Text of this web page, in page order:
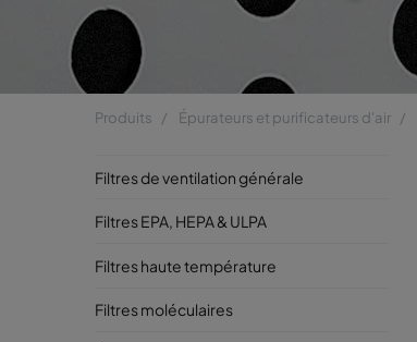
Produits Épurateurs et purificateurs d'air
Filtres de ventilation générale
Filtres EPA, HEPA & ULPA
Filtres haute température
Filtres moléculaires